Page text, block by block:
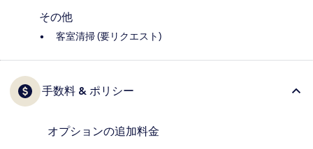
その他
客室清掃 (要リクエスト)
手数料 & ポリシー
オプションの追加料金